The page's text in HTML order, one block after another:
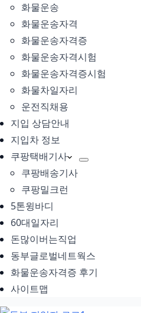
화물운송
화물운송자격
화물운송자격증
화물운송자격시험
화물운송자격증시험
화물차일자리
운전직채용
지입 상담안내
지입차 정보
쿠팡택배기사
쿠팡배송기사
쿠팡밀크런
5톤윙바디
60대일자리
돈많이버는직업
동부글로벌네트웍스
화물운송자격증 후기
사이트맵